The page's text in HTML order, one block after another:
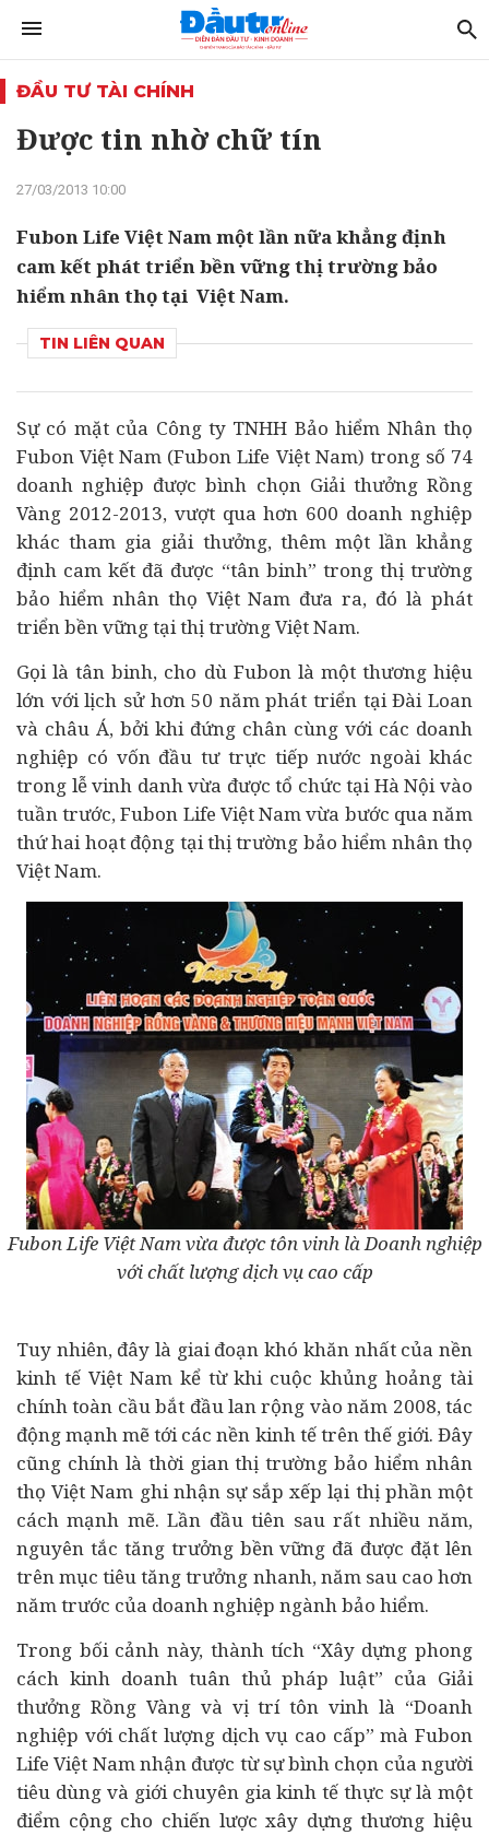
ĐẦU TƯ TÀI CHÍNH
Được tin nhờ chữ tín
27/03/2013 10:00
Fubon Life Việt Nam một lần nữa khẳng định
cam kết phát triển bền vững thị trường bảo
hiểm nhân thọ tại Việt Nam.
TIN LIÊN QUAN
Sự có mặt của Công ty TNHH Bảo hiểm Nhân thọ
Fubon Việt Nam (Fubon Life Việt Nam) trong số 74
doanh nghiệp được bình chọn Giải thưởng Rồng
Vàng 2012-2013, vượt qua hơn 600 doanh nghiệp
khác tham gia giải thưởng, thêm một lần khẳng
định cam kết đã được “tân binh” trong thị trường
bảo hiểm nhân thọ Việt Nam đưa ra, đó là phát
triển bền vững tại thị trường Việt Nam.
Gọi là tân binh, cho dù Fubon là một thương hiệu
lớn với lịch sử hơn 50 năm phát triển tại Đài Loan
và châu Á, bởi khi đứng chân cùng với các doanh
nghiệp có vốn đầu tư trực tiếp nước ngoài khác
trong lễ vinh danh vừa được tổ chức tại Hà Nội vào
tuần trước, Fubon Life Việt Nam vừa bước qua năm
thứ hai hoạt động tại thị trường bảo hiểm nhân thọ
Việt Nam.
Fubon Life Việt Nam vừa được tôn vinh là Doanh nghiệp
với chất lượng dịch vụ cao cấp
Tuy nhiên, đây là giai đoạn khó khăn nhất của nền
kinh tế Việt Nam kể từ khi cuộc khủng hoảng tài
chính toàn cầu bắt đầu lan rộng vào năm 2008, tác
động mạnh mẽ tới các nền kinh tế trên thế giới. Đây
cũng chính là thời gian thị trường bảo hiểm nhân
thọ Việt Nam ghi nhận sự sắp xếp lại thị phần một
cách mạnh mẽ. Lần đầu tiên sau rất nhiều năm,
nguyên tắc tăng trưởng bền vững đã được đặt lên
trên mục tiêu tăng trưởng nhanh, năm sau cao hơn
năm trước của doanh nghiệp ngành bảo hiểm.
Trong bối cảnh này, thành tích “Xây dựng phong
cách kinh doanh tuân thủ pháp luật” của Giải
thưởng Rồng Vàng và vị trí tôn vinh là “Doanh
nghiệp với chất lượng dịch vụ cao cấp” mà Fubon
Life Việt Nam nhận được từ sự bình chọn của người
tiêu dùng và giới chuyên gia kinh tế thực sự là một
điểm cộng cho chiến lược xây dựng thương hiệu